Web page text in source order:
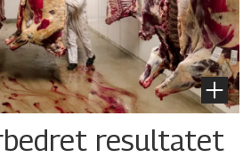
resultatet